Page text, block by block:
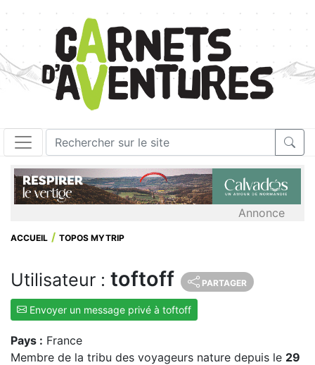
Annonce
ACCUEIL TOPOS MYTRIP
Utilisateur : toftoff PARTAGER
Envoyer un message privé à toftoff
Pays : France
Membre de la tribu des voyageurs nature depuis le 29